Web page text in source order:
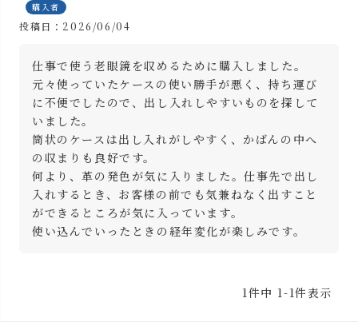
購入者
投稿日 2026/06/04
仕事で使う老眼鏡を収めるために購入しました。
元々使っていたケースの使い勝手が悪く、持ち運び
に不便でしたので、出し入れしやすいものを探して
いました。
筒状のケースは出し入れがしやすく、かばんの中へ
の収まりも良好です。
何より、革の発色が気に入りました。仕事先で出し
入れするとき、お客様の前でも気兼ねなく出すこと
ができるところが気に入っています。
使い込んでいったときの経年変化が楽しみです。
1件中 1-1件表示